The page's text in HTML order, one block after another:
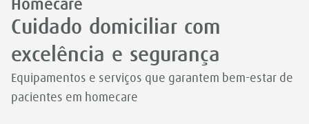
Homecare
Cuidado domiciliar com
excelência e segurança
Equipamentos e serviços que garantem bem-estar de
pacientes em homecare